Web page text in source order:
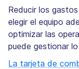
Reducir los
elegir el equipo
optimizar las
puede gestionar
La tarjeta de